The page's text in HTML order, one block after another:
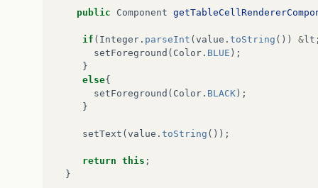
public Component
if ( Integer . parseInt (value . toString ()) &lt
setForeground ( Color . BLUE );
}
else{
setForeground ( Color . BLACK);
}
setText (value . toString ());
return this ;
}